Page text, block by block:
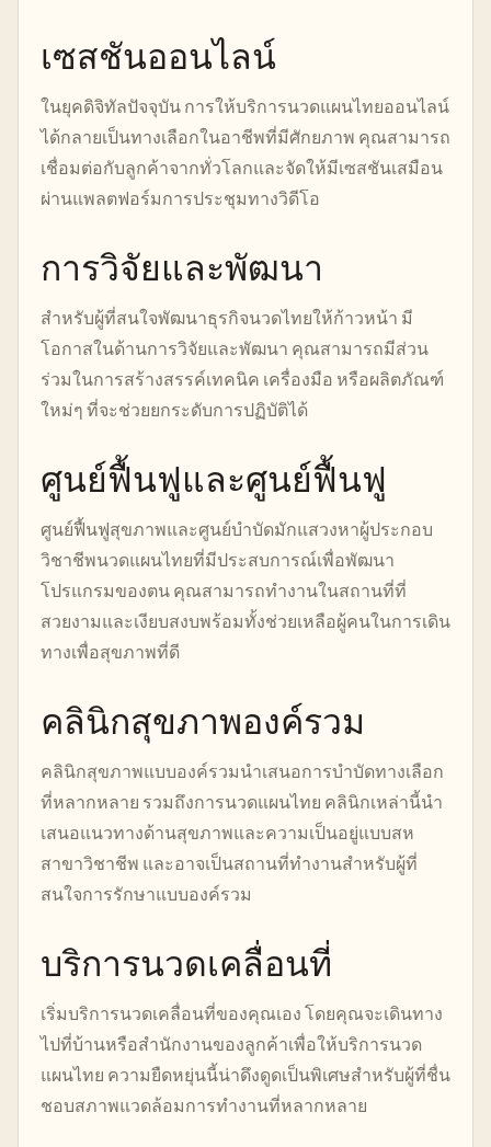
เซสชันออนไลน์
ในยุคดิจิทัลปัจจุบัน การให้บริการนวดแผนไทยออนไลน์
ได้กลายเป็นทางเลือกในอาชีพที่มีศักยภาพ คุณสามารถ
เชื่อมต่อกับลูกค้าจากทั่วโลกและจัดให้มีเซสชันเสมือน
ผ่านแพลตฟอร์มการประชุมทางวิดีโอ
การวิจัยและพัฒนา
สำหรับผู้ที่สนใจพัฒนาธุรกิจนวดไทยให้ก้าวหน้า มี
โอกาสในด้านการวิจัยและพัฒนา คุณสามารถมีส่วน
ร่วมในการสร้างสรรค์เทคนิค เครื่องมือ หรือผลิตภัณฑ์
ใหม่ๆ ที่จะช่วยยกระดับการปฏิบัติได้
ศูนย์ฟื้นฟูและศูนย์ฟื้นฟู
ศูนย์ฟื้นฟูสุขภาพและศูนย์บำบัดมักแสวงหาผู้ประกอบ
วิชาชีพนวดแผนไทยที่มีประสบการณ์เพื่อพัฒนา
โปรแกรมของตน คุณสามารถทำงานในสถานที่ที่
สวยงามและเงียบสงบพร้อมทั้งช่วยเหลือผู้คนในการเดิน
ทางเพื่อสุขภาพที่ดี
คลินิกสุขภาพองค์รวม
คลินิกสุขภาพแบบองค์รวมนำเสนอการบำบัดทางเลือก
ที่หลากหลาย รวมถึงการนวดแผนไทย คลินิกเหล่านี้นำ
เสนอแนวทางด้านสุขภาพและความเป็นอยู่แบบสห
สาขาวิชาชีพ และอาจเป็นสถานที่ทำงานสำหรับผู้ที่
สนใจการรักษาแบบองค์รวม
บริการนวดเคลื่อนที่
เริ่มบริการนวดเคลื่อนที่ของคุณเอง โดยคุณจะเดินทาง
ไปที่บ้านหรือสำนักงานของลูกค้าเพื่อให้บริการนวด
แผนไทย ความยืดหยุ่นนี้น่าดึงดูดเป็นพิเศษสำหรับผู้ที่ชื่น
ชอบสภาพแวดล้อมการทำงานที่หลากหลาย